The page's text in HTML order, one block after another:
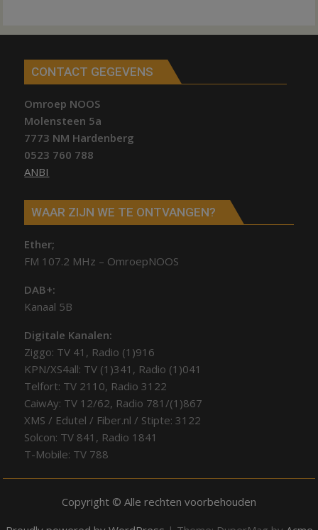
CONTACT GEGEVENS
Omroep NOOS
Molensteen 5a
7773 NM Hardenberg
0523 760 788
ANBI
WAAR ZIJN WE TE ONTVANGEN?
Ether;
FM 107.2 MHz – OmroepNOOS
DAB+:
Kanaal 5B
Digitale Kanalen:
Ziggo: TV 41, Radio (1)916
KPN/XS4all: TV (1)341, Radio (1)041
Telfort: TV 2110, Radio 3122
CaiwAy: TV 12/62, Radio 781/(1)867
XMS / Edutel / Fiber.nl / Stipte: 3122
Solcon: TV 841, Radio 1841
T-Mobile: TV 788
Copyright © Alle rechten voorbehouden